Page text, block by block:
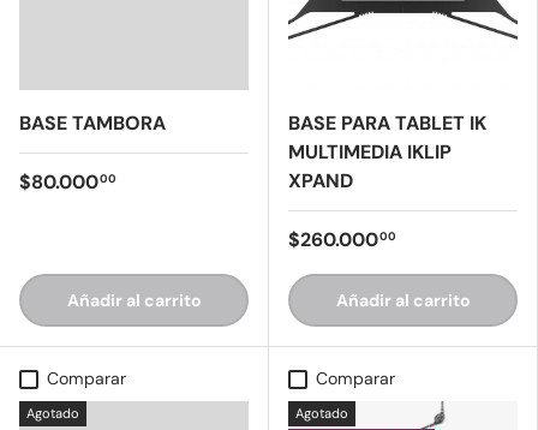
BASE TAMBORA
$80.00000
Añadir al carrito
BASE PARA TABLET IK
MULTIMEDIA IKLIP
XPAND
$260.00000
Añadir al carrito
Comparar
Agotado
Comparar
Agotado